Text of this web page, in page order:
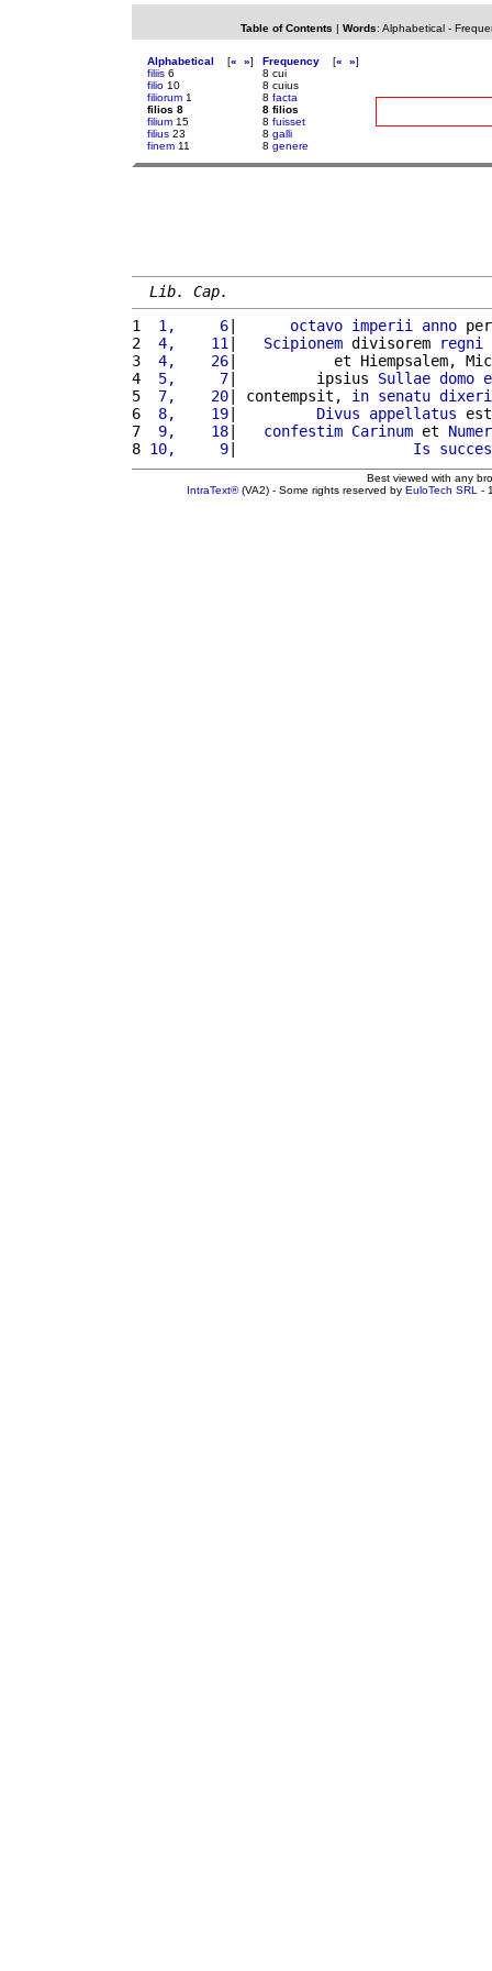
Table of Contents | Words: Alphabetical-
Alphabetical [« »]
filiis 6
filio 10
filiorum 1
filios 8
filium 15
filius 23
finem 11
Frequency [« »]
8 cui
8 cuius
8 facta
8 filios
8 fuisset
8 galli
8 genere
Lib. Cap.
1
1,     6| octavo imperii anno
2
4,    11 | Scipionem divisorem regni
3
4,    26|           et Hiempsalem,
4
5,     7|         ipsius Sullae domo
5
7,    20| contempsit, in senatu
6
8,    19| Divus appellatus
7
9,    18| confestim Carinum et
8 10,     9| Is
Best viewed with any
IntraText®(VA2) - Some rights reserved by EuloTech SRL -